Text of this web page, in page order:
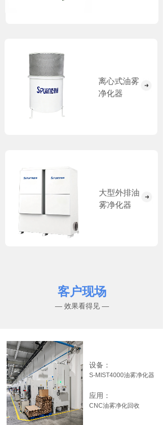
离心式油雾
净化器
大型外排油
雾净化器
客户现场
— 效果看得见 —
设备：
S-MIST4000油雾净化器
应用：
CNC油雾净化回收